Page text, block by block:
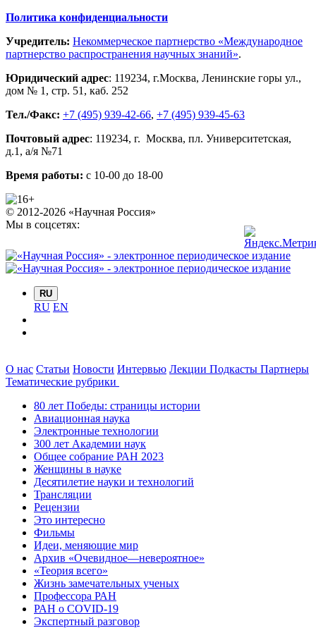
Политика конфиденциальности
Учредитель: Некоммерческое партнерство «Международное
партнерство распространения научных знаний».
Юридический адрес: 119234, г.Москва, Ленинские горы ул.,
дом № 1, стр. 51 , каб. 252
Тел./Факс: +7 (495) 939-42-66, +7 (495) 939-45-63
Почтовый адрес: 119234, г. Москва, пл. Университетская,
д.1 , а/я №71
Время работы: с 10-00 до 18-00
© 2012-2026 «Научная Россия»
Мы в соцсетях:
RU
RU EN
О нас Статьи Новости Интервью Лекции Подкасты Партнеры
Тематические рубрики
80 лет Победы: страницы истории
Авиационная наука
Электронные технологии
300 лет Академии наук
Общее собрание РАН 2023
Женщины в науке
Десятилетие науки и технологий
Трансляции
Рецензии
Это интересно
Фильмы
Идеи, меняющие мир
Архив «Очевидное—невероятное»
«Теория всего»
Жизнь замечательных ученых
Профессора РАН
РАН о COVID-19
Экспертный разговор